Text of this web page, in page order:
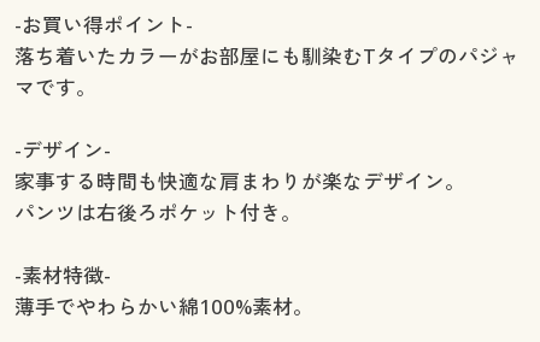
-お買い得ポイント-
落ち着いたカラーがお部屋にも馴染むTタイプのパジャ
マです。
-デザイン-
家事する時間も快適な肩まわりが楽なデザイン。
パンツは右後ろポケット付き。
-素材特徴-
薄手でやわらかい綿100%素材。